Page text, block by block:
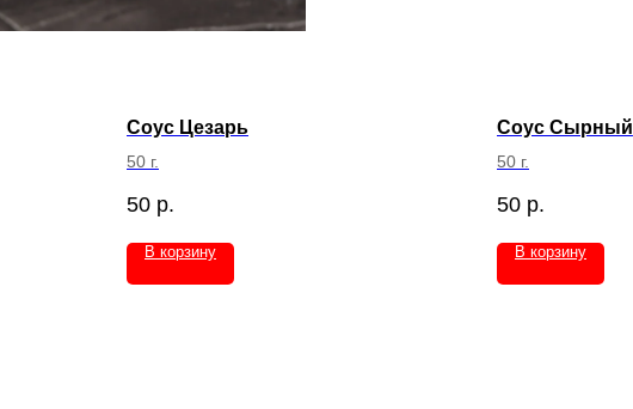
Соус Цезарь
50 г.
50 р.
В корзину
Соус Сырный
50 г.
50 р.
В корзину